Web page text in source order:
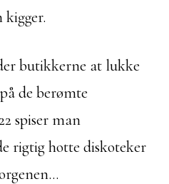
butikkerne at lukke
de berømte
spiser man
rigtig hotte diskoteker